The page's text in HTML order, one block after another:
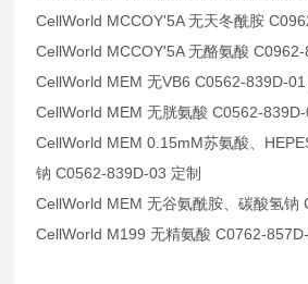
CellWorld MCCOY'5A 无天冬酰胺
CellWorld MCCOY'5A 无酪氨酸
CellWorld MEM 无VB6 C0562-839D-01
CellWorld MEM 无胱氨酸 C0562-839D-
CellWorld MEM 0.15mM苏氨酸、
钠 C0562-839D-03 定制
CellWorld MEM 无谷氨酰胺、碳酸氢钠
CellWorld M199 无精氨酸 C0762-